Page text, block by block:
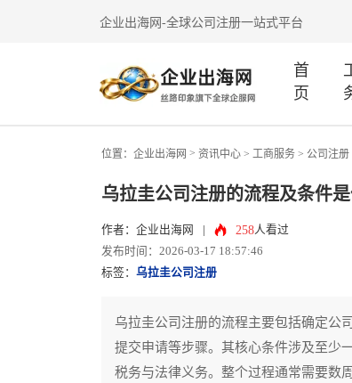
企业出海网-全球公司注册一站式平台
首
页
位置： 企业出海网 > 资讯中心 > 工商服务 > 公司注册
乌拉圭公司注册的流程及条件
作者：企业出海网 258人看过
发布时间：2026-03-17 18:57:46
标签： 乌拉圭公司注册
乌拉圭公司注册的流程主要包括确定公
提交申请等步骤。其核心条件涉及至少
税务与法律义务。整个过程通常需要数